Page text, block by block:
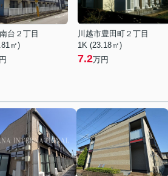
台２丁目
㎡)
川越市豊田町２丁目
1K (23.18㎡)
7.2万円